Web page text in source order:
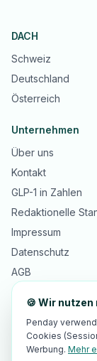
DACH
Schweiz
Deutschland
Österreich
Unternehmen
Über uns
Kontakt
GLP-1 in Zahlen
Redaktionelle
Impressum
Datenschutz
AGB
2026Innopulse
Schweiz · Penday
🍪 Wir
Penday
Cookies
Werbung. Mehr